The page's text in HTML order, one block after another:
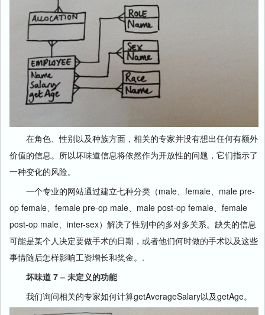
在角色、性别以及种族方面，相关的专家并没有想出任何有额外
价值的信息。所以坏味道信息将依然作为开放性的问题，它们指示了
一种变化的风险。
一个专业的网站通过建立七种分类（male、female、male pre-
op female、female pre-op male、male post-op female、female
post-op male、inter-sex）解决了性别中的多对多关系。缺失的信息
可能是某个人决定要做手术的日期，或者他们何时做的手术以及这些
事情随后怎样影响工资增长和奖金。.
坏味道 7 – 未定义的功能
我们询问相关的专家如何计算getAverageSalary以及getAge。